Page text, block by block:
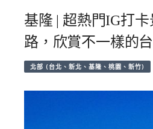
基隆 | 超熱門IG打
路，欣賞不一樣的
北部 (台北、新北、基隆、桃園、新竹)